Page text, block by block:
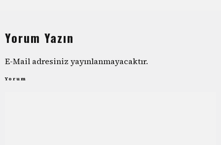
Yorum Yazın
E-Mail adresiniz yayınlanmayacaktır.
Yorum